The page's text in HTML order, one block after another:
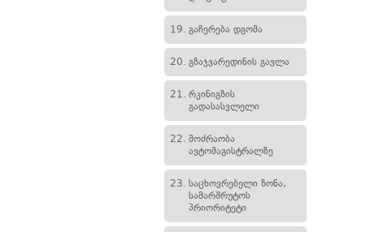
19. გაჩერება დგომა
20. გზაჯვარედინის გავლა
21. რკინიგზის
გადასასვლელი
22. მოძრაობა
ავტომაგისტრალზე
23. საცხოვრებელი ზონა,
სამარშრუტოს
პრიორიტეტი